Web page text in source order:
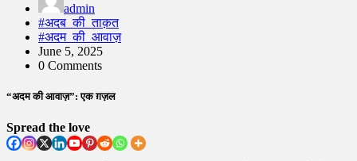
admin
#अदब_की_ताक़त
#अदम_की_आवाज़
June 5, 2025
0 Comments
“अदम की आवाज़”: एक ग़ज़ल
Spread the love